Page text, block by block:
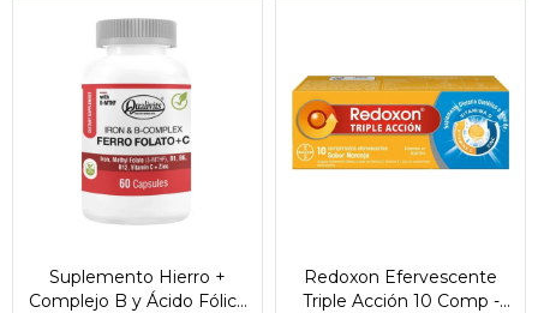
Suplemento Hierro +
Complejo B y Ácido Fólico
Redoxon Efervescente
Triple Acción 10 Comp -